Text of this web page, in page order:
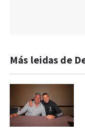
Más leidas de